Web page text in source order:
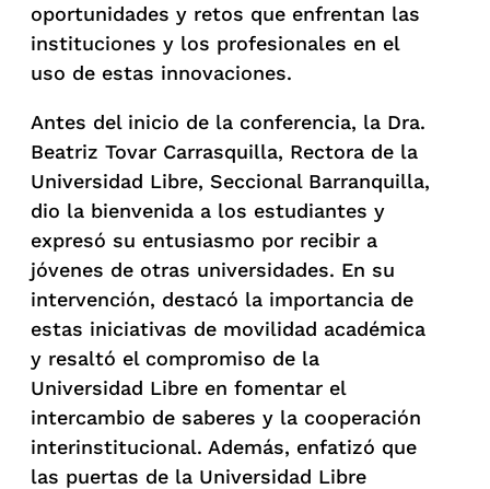
oportunidades y retos que enfrentan las
instituciones y los profesionales en el
uso de estas innovaciones.
Antes del inicio de la conferencia, la Dra.
Beatriz Tovar Carrasquilla, Rectora de la
Universidad Libre, Seccional Barranquilla,
dio la bienvenida a los estudiantes y
expresó su entusiasmo por recibir a
jóvenes de otras universidades. En su
intervención, destacó la importancia de
estas iniciativas de movilidad académica
y resaltó el compromiso de la
Universidad Libre en fomentar el
intercambio de saberes y la cooperación
interinstitucional. Además, enfatizó que
las puertas de la Universidad Libre